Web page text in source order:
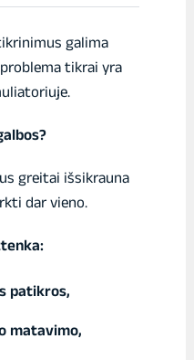
galima
tikrai yra
greitai išsikrauna
dar vieno.
patikros,
matavimo,